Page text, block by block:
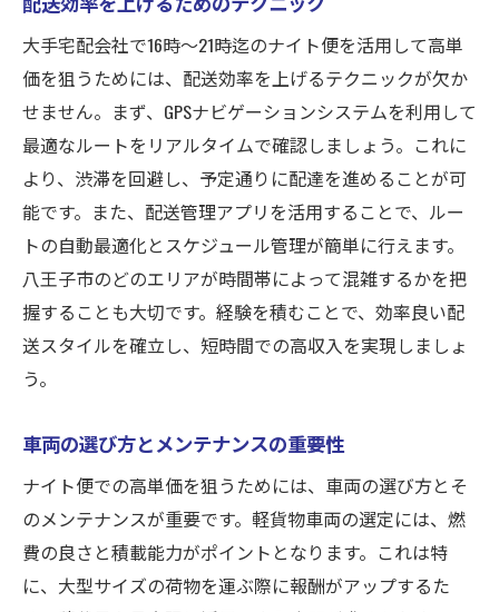
大手宅配会社で16時〜21時迄のナイト便を活用して高単
価を狙うためには、配送効率を上げるテクニックが欠か
せません。まず、GPSナビゲーションシステムを利用して
最適なルートをリアルタイムで確認しましょう。これに
より、渋滞を回避し、予定通りに配達を進めることが可
能です。また、配送管理アプリを活用することで、ルー
トの自動最適化とスケジュール管理が簡単に行えます。
八王子市のどのエリアが時間帯によって混雑するかを把
握することも大切です。経験を積むことで、効率良い配
送スタイルを確立し、短時間での高収入を実現しましょ
う。
車両の選び方とメンテナンスの重要性
ナイト便での高単価を狙うためには、車両の選び方とそ
のメンテナンスが重要です。軽貨物車両の選定には、燃
費の良さと積載能力がポイントとなります。これは特
に、大型サイズの荷物を運ぶ際に報酬がアップするた